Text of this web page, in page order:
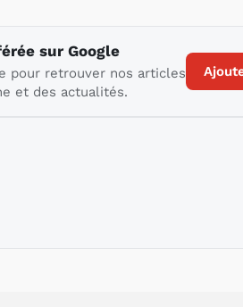
sur Google
pour retrouver nos articles
et des actualités.